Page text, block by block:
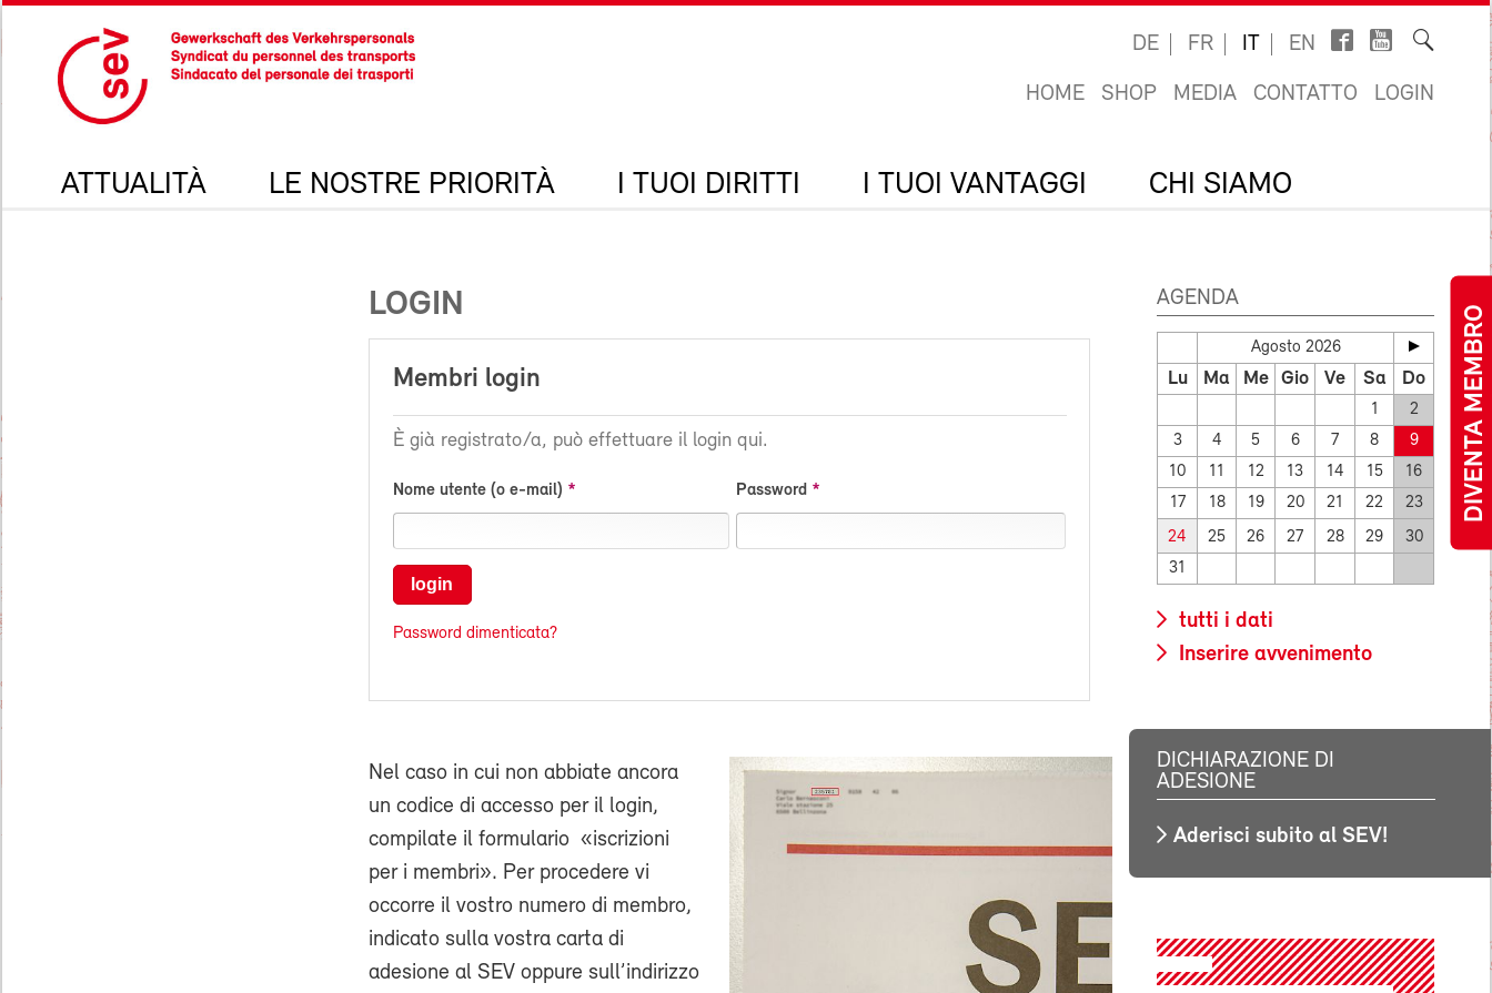
DIVENTA MEMBRO
DE FR IT EN
HOME SHOP MEDIA CONTATTO LOGIN
ATTUALITÀ LE NOSTRE PRIORITÀ I TUOI DIRITTI I TUOI VANTAGGI CHI SIAMO
LOGIN
Membri login
È già registrato/a, può effettuare il login qui.
Nome utente (o e-mail) Password
login
Password dimenticata?
Nel caso in cui non abbiate ancora
un codice di accesso per il login,
compilate il formulario «iscrizioni
per i membri». Per procedere vi
occorre il vostro numero di membro,
indicato sulla vostra carta di
adesione al SEV oppure sull’indirizzo
AGENDA
Agosto 2026
Lu Ma Me Gio Ve Sa Do
1
2
3
4 5 6 7 8
9
10
11 12 13 14 15
16
17
18 19 20 21 22 23
24 25 26 27 28 29
30
31
tutti i dati
Inserire avvenimento
DICHIARAZIONE DI
ADESIONE
Aderisci subito al SEV!